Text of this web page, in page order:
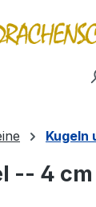
Kugeln
-- 4 cm